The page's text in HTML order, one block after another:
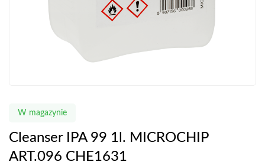
W magazynie
Cleanser IPA 99 1l. MICROCHIP
ART.096 CHE1631